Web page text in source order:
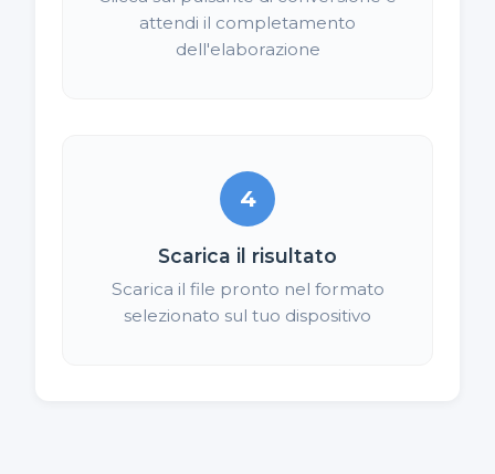
attendi il completamento
dell'elaborazione
4
Scarica il risultato
Scarica il file pronto nel formato
selezionato sul tuo dispositivo